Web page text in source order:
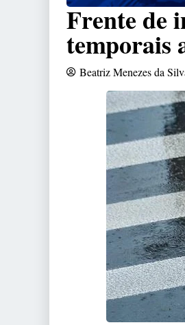
Frente de
temporais
Beatriz Menezes da